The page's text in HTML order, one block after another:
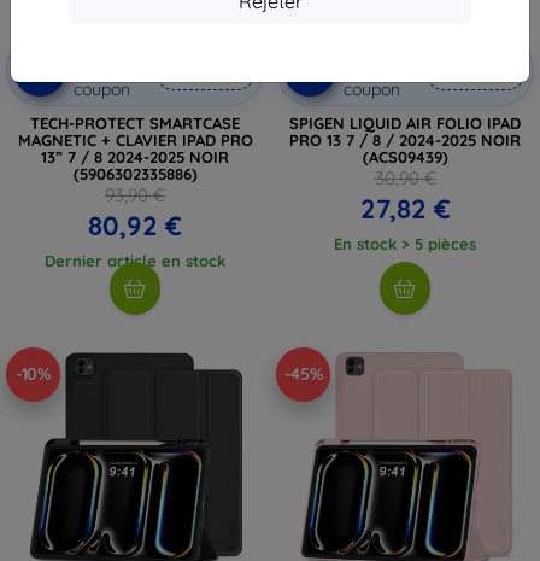
coupon
TECH-PROTECT SMARTCASE
MAGNETIC + CLAVIER IPAD PRO
13” 7 / 8 2024-2025 NOIR
(5906302335886)
93,90 €
80,92 €
Dernier article en stock
coupon
SPIGEN LIQUID AIR FOLIO IPAD
PRO 13 7 / 8 / 2024-2025 NOIR
(ACS09439)
30,90 €
27,82 €
En stock > 5 pièces
-10% -45%